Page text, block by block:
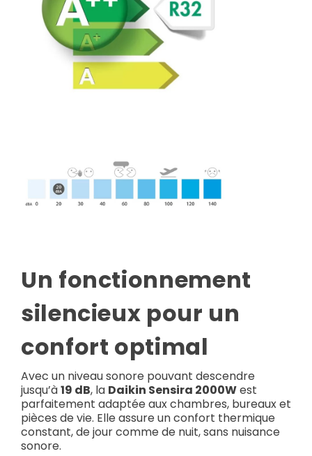
Un fonctionnement
silencieux pour un
confort optimal
Avec un niveau sonore pouvant descendre
jusqu’à19 dB, la Daikin Sensira 2000West
parfaitement adaptée aux chambres, bureaux et
pièces de vie. Elle assure un confort thermique
constant, de jour comme de nuit, sans nuisance
sonore.